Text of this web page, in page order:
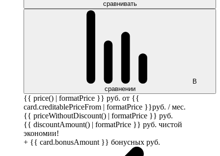
сравнивать
В
сравнении
{{ price() | formatPrice }} руб. от {{
card.creditablePriceFrom | formatPrice }}руб. / мес.
{{ priceWithoutDiscount() | formatPrice }} руб.
{{ discountAmount() | formatPrice }} руб. чистой
экономии!
+ {{ card.bonusAmount }} бонусных руб.